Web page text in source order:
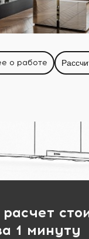
о работе
1 минуту